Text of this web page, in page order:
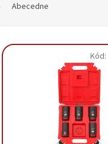
Abecedne
Kód: